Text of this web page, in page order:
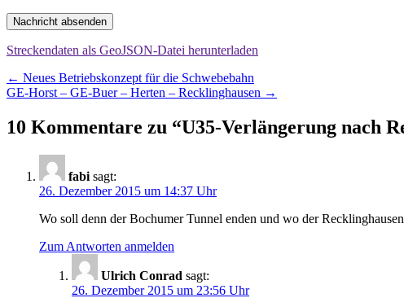
Nachricht absenden
Streckendaten als GeoJSON-Datei herunterladen
Beitragsnavigation
← Neues Betriebskonzept für die Schwebebahn
GE-Horst – GE-Buer – Herten – Recklinghausen →
10 Kommentare zu “U35-Verlängerung nach
fabi sagt:
26. Dezember 2015 um 14:37 Uhr
Wo soll denn der Bochumer Tunnel enden und wo der
Zum Antworten anmelden
Ulrich Conrad sagt:
26. Dezember 2015 um 23:56 Uhr